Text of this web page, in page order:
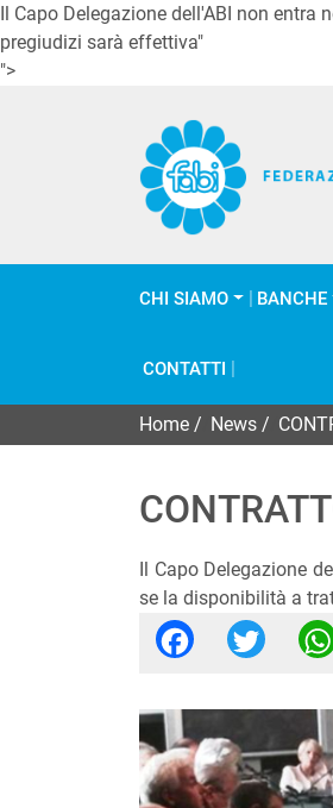
Il Capo Delegazione dell'ABI non
pregiudizi sarà effettiva"
">
CHI SIAMO BANCHE
CONTATTI
Home News
Il Capo Delegazione
se la disponibilità a